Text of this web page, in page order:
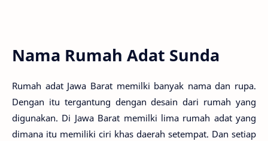
Nama Rumah Adat Sunda
Rumah adat Jawa Barat memilki banyak nama dan rupa.
Dengan itu tergantung dengan desain dari rumah yang
digunakan. Di Jawa Barat memilki lima rumah adat yang
dimana itu memiliki ciri khas daerah setempat. Dan setiap